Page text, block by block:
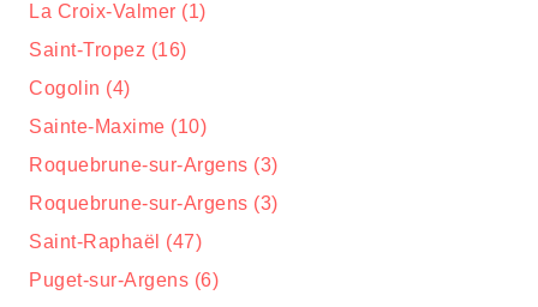
La Croix-Valmer (1)
Saint-Tropez (16)
Cogolin (4)
Sainte-Maxime (10)
Roquebrune-sur-Argens (3)
Roquebrune-sur-Argens (3)
Saint-Raphaël (47)
Puget-sur-Argens (6)